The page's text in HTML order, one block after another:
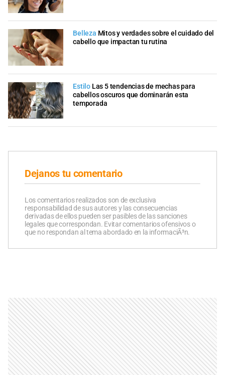
Belleza Mitos y verdades sobre el cuidado del
cabello que impactan tu rutina
Estilo Las 5 tendencias de mechas para
cabellos oscuros que dominarán esta
temporada
Dejanos tu comentario
Los comentarios realizados son de exclusiva
responsabilidad de sus autores y las consecuencias
derivadas de ellos pueden ser pasibles de las sanciones
legales que correspondan. Evitar comentarios ofensivos o
que no respondan al tema abordado en la informaciÃ³n.